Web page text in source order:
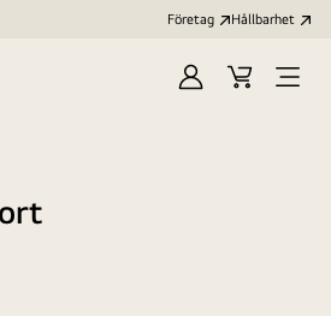
Företag Hållbarhet
LoggaKundvagn